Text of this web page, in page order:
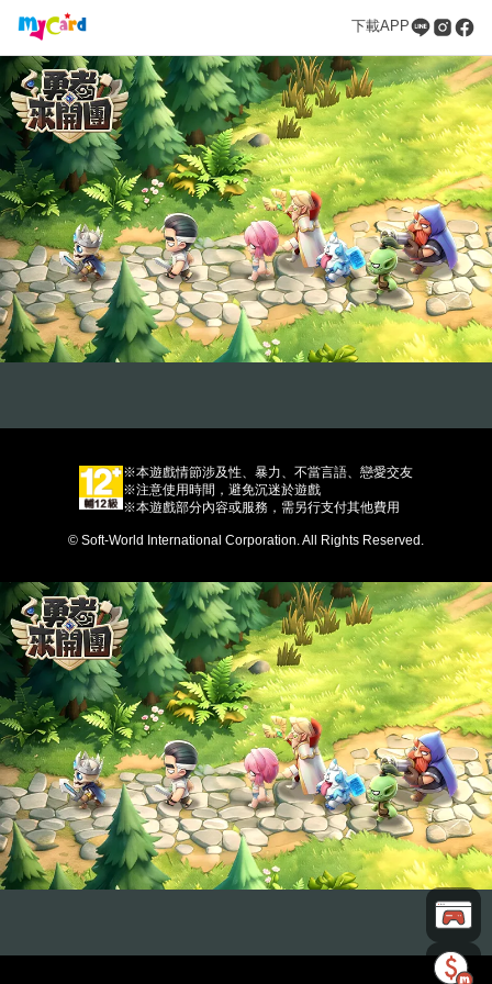
下載APP
※本遊戲情節涉及性、暴力、不當言語、戀愛交友
※注意使用時間，避免沉迷於遊戲
※本遊戲部分內容或服務，需另行支付其他費用
© Soft-World International Corporation. All Rights Reserved.
下載APP